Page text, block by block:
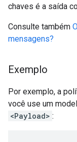
chaves é a saída
Consulte também
mensagens?
Exemplo
Por exemplo, a
você use um
<Payload> :